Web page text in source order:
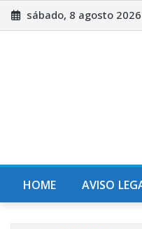
Saltar
al
sábado, 8 agosto 2026
HOME AVISO